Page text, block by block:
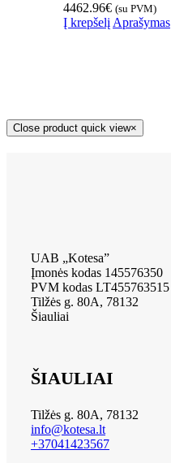
4462.96€ (su PVM)
Į krepšelį Aprašymas
Close product quick view×
UAB „Kotesa”
Įmonės kodas 145576350
PVM kodas LT455763515
Tilžės g. 80A, 78132
Šiauliai
ŠIAULIAI
Tilžės g. 80A, 78132
info@kotesa.lt
+37041423567